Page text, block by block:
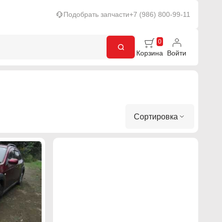
Подобрать запчасти+7 (986) 800-99-11
Корзина
0
Войти
Сортировка